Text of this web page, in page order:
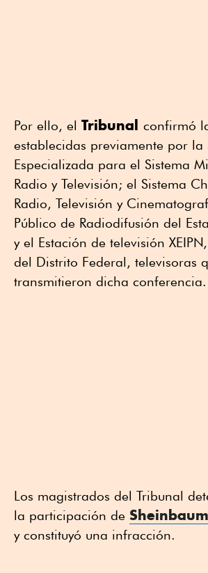
Por ello, el Tribunal confirmó
establecidas previamente por la
Especializada para el Sistema
Radio y Televisión; el Sistema
Radio, Televisión y
Público de Radiodifusión del
y el Estación de televisión
del Distrito Federal, televisoras
transmitieron dicha conferencia.
Los magistrados del Tribunal
la participación de Sheinbaum
y constituyó una infracción.